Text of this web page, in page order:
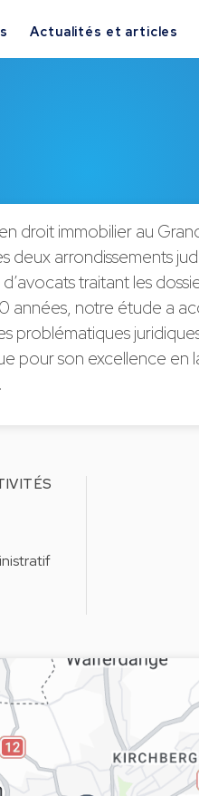
Actualités et articles
droit immobilier au
deux arrondissements
traitant les
années, notre étude a
problématiques
pour son excellence en